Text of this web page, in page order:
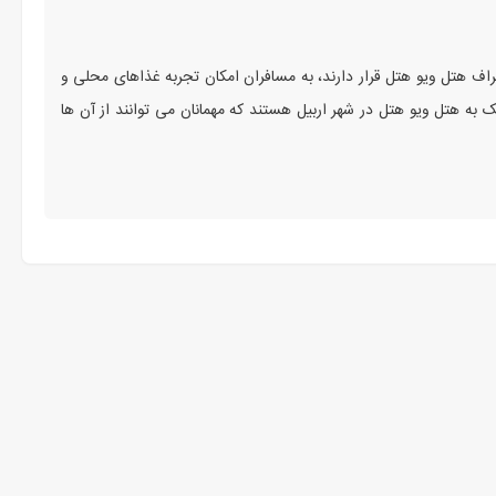
هتل ویو هتل قرار دارند، به مسافران امکان تجربه غذاهای محلی و
به هتل ویو هتل در شهر اربیل هستند که مهمانان می‌ توانند از آن‌ ها